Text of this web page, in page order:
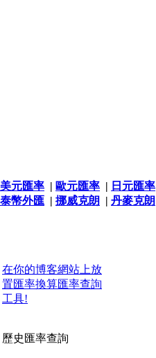
美元匯率 | 歐元匯率 | 日元匯率
泰幣外匯 | 挪威克朗 | 丹麥克朗
在你的博客網站上放
置匯率換算匯率查詢
工具!
歷史匯率查詢